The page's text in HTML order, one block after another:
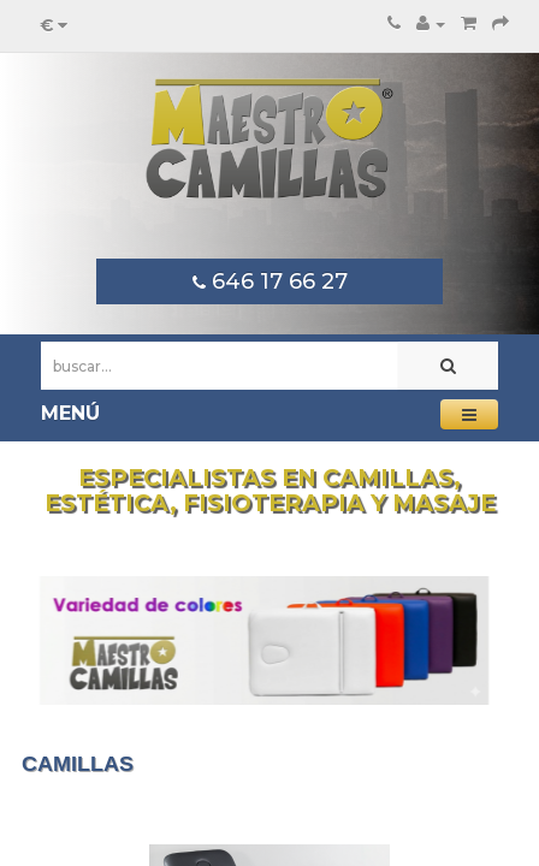
€
646 17 66 27
MENÚ
ESPECIALISTAS EN CAMILLAS,
ESTÉTICA, FISIOTERAPIA Y MASAJE
CAMILLAS